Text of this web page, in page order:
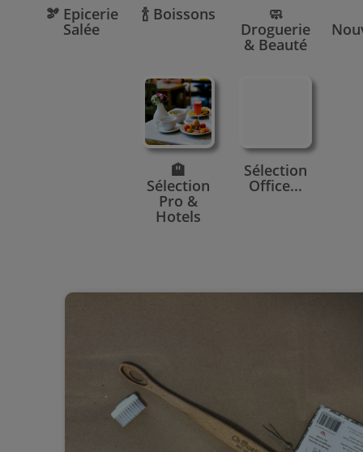
🫘 Epicerie
Salée
🍾 Boissons 🧼
Droguerie
& Beauté
🏨
Sélection
Pro &
Hotels
Sélection
Office...